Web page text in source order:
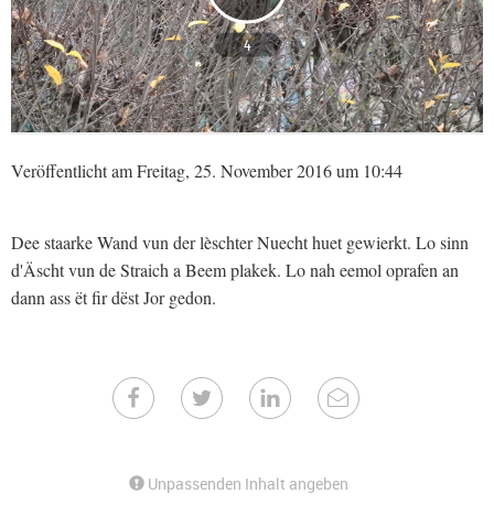
4
Veröffentlicht am Freitag, 25. November 2016 um 10:44
Dee staarke Wand vun der lèschter Nuecht huet gewierkt. Lo sinn
d'Äscht vun de Straich a Beem plakek. Lo nah eemol oprafen an
dann ass ët fir dëst Jor gedon.
Unpassenden Inhalt angeben